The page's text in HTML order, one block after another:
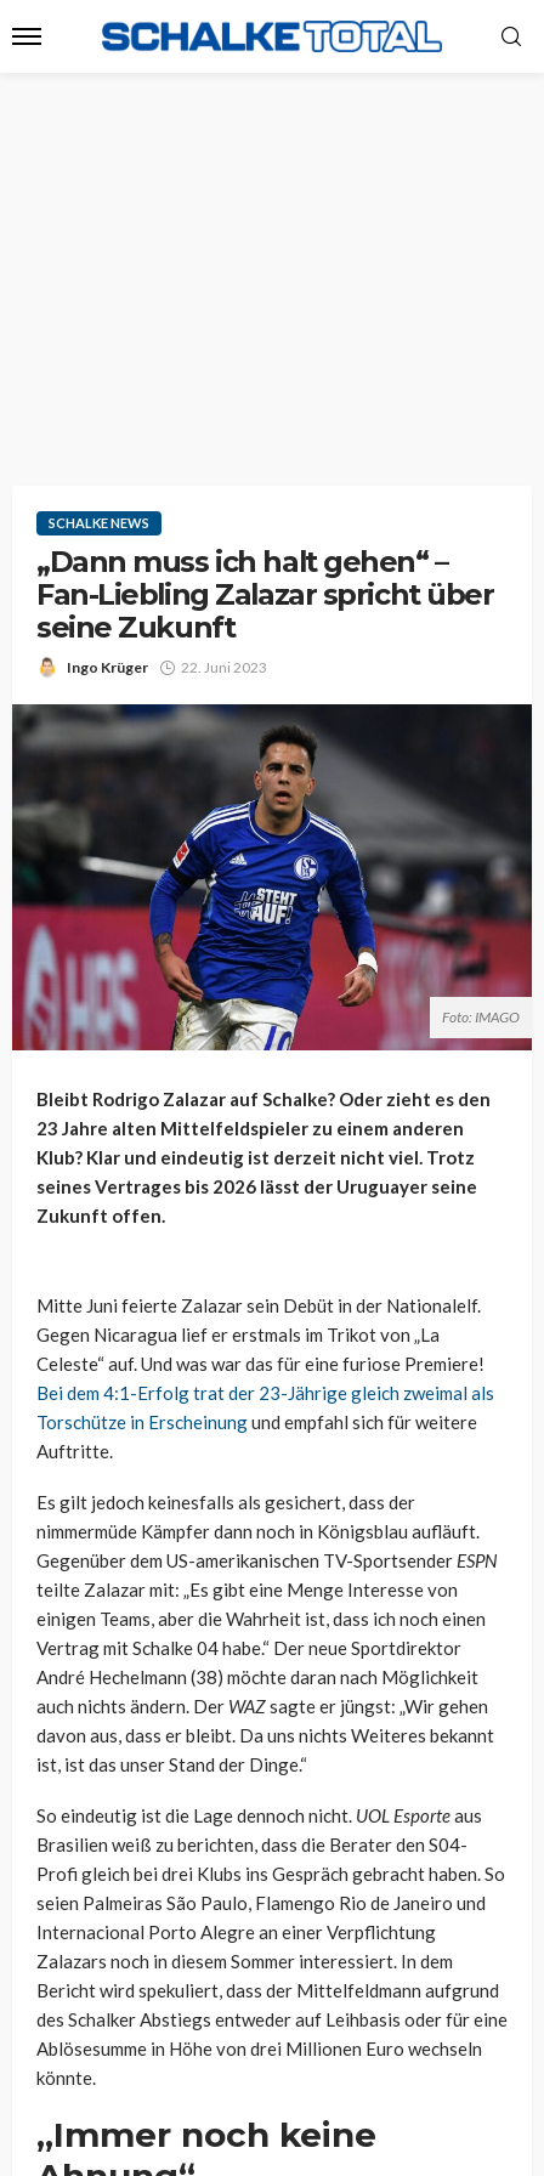
SCHALKE NEWS
„Dann muss ich halt gehen“ –
Fan-Liebling Zalazar spricht über
seine Zukunft
Ingo Krüger 22. Juni 2023
Foto: IMAGO
Bleibt Rodrigo Zalazar auf Schalke? Oder zieht es den
23 Jahre alten Mittelfeldspieler zu einem anderen
Klub? Klar und eindeutig ist derzeit nicht viel. Trotz
seines Vertrages bis 2026 lässt der Uruguayer seine
Zukunft offen.
Mitte Juni feierte Zalazar sein Debüt in der Nationalelf.
Gegen Nicaragua lief er erstmals im Trikot von „La
Celeste“ auf. Und was war das für eine furiose Premiere!
Bei dem 4:1-Erfolg trat der 23-Jährige gleich zweimal als
Torschütze in Erscheinungund empfahl sich für weitere
Auftritte.
Es gilt jedoch keinesfalls als gesichert, dass der
nimmermüde Kämpfer dann noch in Königsblau aufläuft.
Gegenüber dem US-amerikanischen TV-Sportsender ESPN
teilte Zalazar mit: „Es gibt eine Menge Interesse von
einigen Teams, aber die Wahrheit ist, dass ich noch einen
Vertrag mit Schalke 04 habe.“ Der neue Sportdirektor
André Hechelmann (38) möchte daran nach Möglichkeit
auch nichts ändern. Der WAZsagte er jüngst: „Wir gehen
davon aus, dass er bleibt. Da uns nichts Weiteres bekannt
ist, ist das unser Stand der Dinge.“
So eindeutig ist die Lage dennoch nicht. UOL Esporteaus
Brasilien weiß zu berichten, dass die Berater den S04-
Profi gleich bei drei Klubs ins Gespräch gebracht haben. So
seien Palmeiras São Paulo, Flamengo Rio de Janeiro und
Internacional Porto Alegre an einer Verpflichtung
Zalazars noch in diesem Sommer interessiert. In dem
Bericht wird spekuliert, dass der Mittelfeldmann aufgrund
des Schalker Abstiegs entweder auf Leihbasis oder für eine
Ablösesumme in Höhe von drei Millionen Euro wechseln
könnte.
„Immer noch keine